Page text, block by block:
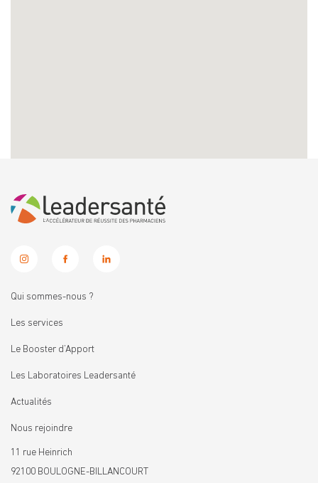
Qui sommes-nous ?
Les services
Le Booster d’Apport
Les Laboratoires Leadersanté
Actualités
Nous rejoindre
11 rue Heinrich
92100 BOULOGNE-BILLANCOURT